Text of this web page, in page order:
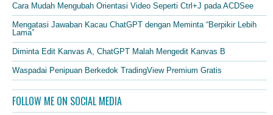
Cara Mudah Mengubah Orientasi Video Seperti Ctrl+J pada ACDSee
Mengatasi Jawaban Kacau ChatGPT dengan Meminta “Berpikir Lebih
Lama”
Diminta Edit Kanvas A, ChatGPT Malah Mengedit Kanvas B
Waspadai Penipuan Berkedok TradingView Premium Gratis
FOLLOW ME ON SOCIAL MEDIA